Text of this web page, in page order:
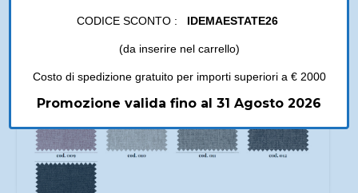
CODICE SCONTO : IDEMAESTATE26
(da inserire nel carrello)
Costo di spedizione gratuito per importi superiori a € 2000
Promozione valida fino al 31 Agosto 2026